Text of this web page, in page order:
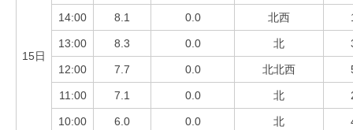
15日
14:00 8.1 0.0 北西
13:00 8.3 0.0 北
12:00 7.7 0.0 北北西
11:00 7.1 0.0 北
10:00 6.0 0.0 北